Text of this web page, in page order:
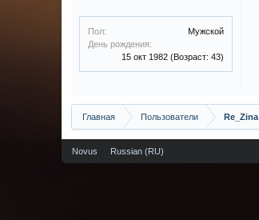
Пол:
Мужской
День рождения:
15 окт 1982 (Возраст: 43)
Главная Пользователи Re_Zina
Novus Russian (RU)